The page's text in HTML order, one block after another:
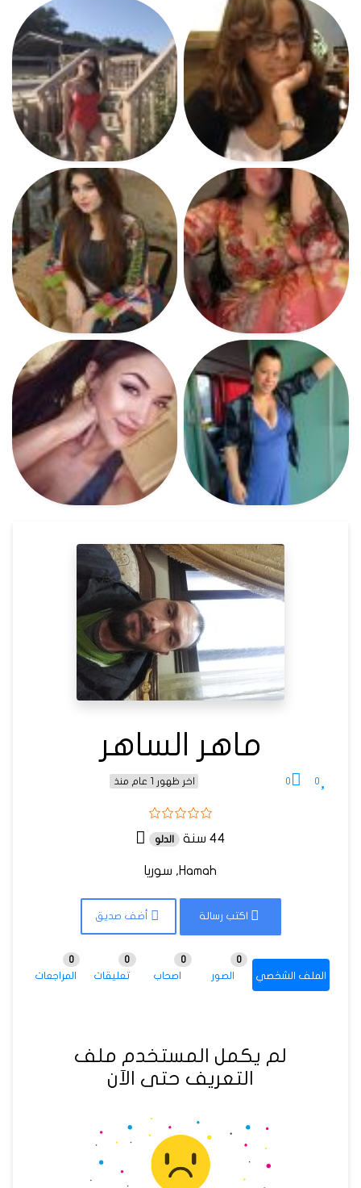
ماهر الساهر
0
0 اخر ظهور 1 عام منذ
44 سنة الدلو
Hamah, سوريا
اكتب رسالة أضف صديق
الملف الشخصي الصور
0
اصحاب
0
تعليقات
0
المراجعات
0
لم يكمل المستخدم ملف
التعريف حتى الآن